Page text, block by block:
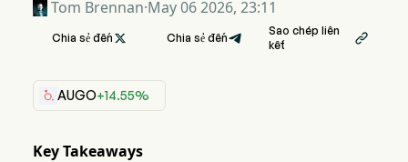
Tom Brennan·May 06 2026, 23:11
Chia sẻ đến  Chia sẻ đến
Sao chép liên
kết

AUGO+14.55%
Key Takeaways